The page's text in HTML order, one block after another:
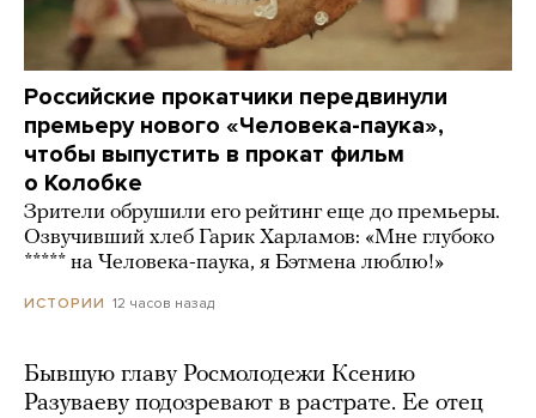
Российские прокатчики передвинули
премьеру нового «Человека-паука»,
чтобы выпустить в прокат фильм
о Колобке
Зрители обрушили его рейтинг еще до премьеры.
Озвучивший хлеб Гарик Харламов: «Мне глубоко
***** на Человека-паука, я Бэтмена люблю!»
ИСТОРИИ 12 часов назад
Бывшую главу Росмолодежи Ксению
Разуваеву подозревают в растрате. Ее отец